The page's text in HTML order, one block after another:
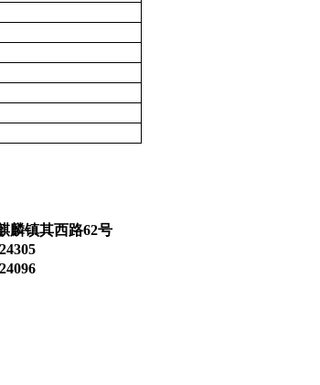
麟镇其西路62号